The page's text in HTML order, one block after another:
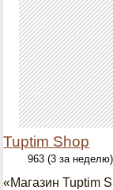
Tuptim Shop
963 (3 за неделю)
«Магазин Tuptim